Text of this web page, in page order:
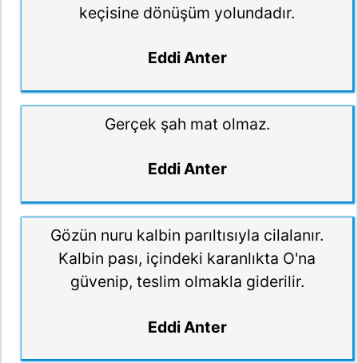
keçisine dönüşüm yolundadır.
Eddi Anter
Gerçek şah mat olmaz.
Eddi Anter
Gözün nuru kalbin parıltısıyla cilalanır.
Kalbin pası, içindeki karanlıkta O'na
güvenip, teslim olmakla giderilir.
Eddi Anter